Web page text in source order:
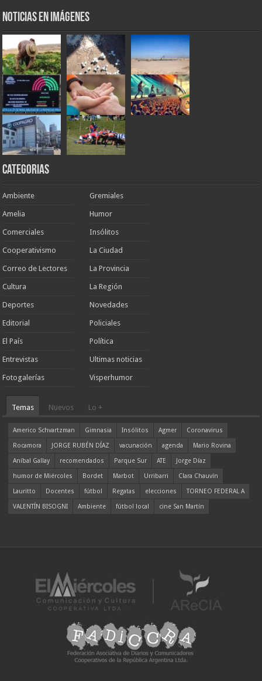
Noticias en Imágenes
Categorias
Ambiente
Amelia
Comerciales
Cooperativismo
Correo de Lectores
Cultura
Deportes
Editorial
El País
Entrevistas
Fotogalerías
Gremiales
Humor
Insólitos
La Ciudad
La Provincia
La Región
Novedades
Policiales
Política
Ultimas noticias
Visperhumor
Temas Nuevos Lo +
Americo Schvartzman Gimnasia Insólitos Agmer
Coronavirus
Rocamora
JORGE RUBÉN DÍAZ vacunación agenda
Mario Rovina
Aníbal Gallay
recomendados Parque Sur ATE
Jorge Díaz
humor de Miércoles
Bordet Marbot Urribarri
Clara Chauvín
Lauritto
Docentes fútbol Regatas elecciones
TORNEO FEDERAL A
VALENTÍN BISOGNI
Ambiente fútbol local cine San Martín